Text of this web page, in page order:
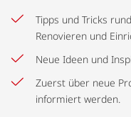
Tipps und Tricks
Renovieren und
Neue Ideen und
Zuerst über neue
informiert werden.